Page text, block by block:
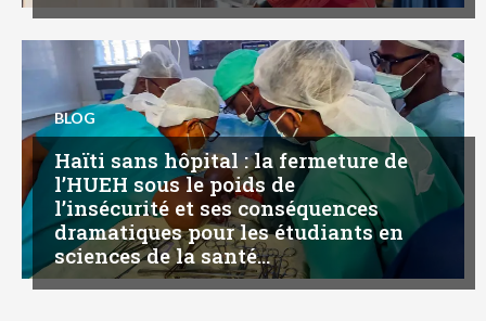
BLOG
Haïti sans hôpital : la fermeture de
l’HUEH sous le poids de
l’insécurité et ses conséquences
dramatiques pour les étudiants en
sciences de la santé...